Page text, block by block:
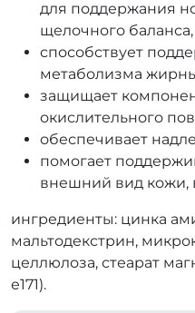
для поддержания
щелочного баланса,
способствует
метаболизма
защищает
окислительного
обеспечивает
помогает
внешний вид кожи,
ингредиенты: цинка
мальтодекстрин,
целлюлоза, стеарат
е171).